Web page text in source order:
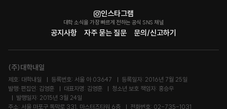
공지사항 자주 묻는 질문 문의/신고하기
인스타그램
대학 소식을 가장 빠르게 전하는 공식 SNS 채널
(주)대학내일
제호: 대학내일 등록번호: 서울 아 03647
등록일자: 2016년 7월 25일
발행·편집인: 김영훈
대표자명: 김영훈
청소년 보호 책임자: 홍승우
발행일자: 2015년 3월 24일
주소: 서울 마포구 독막로 331, 마스터즈타워 6층
전화번호: 02-735-1031